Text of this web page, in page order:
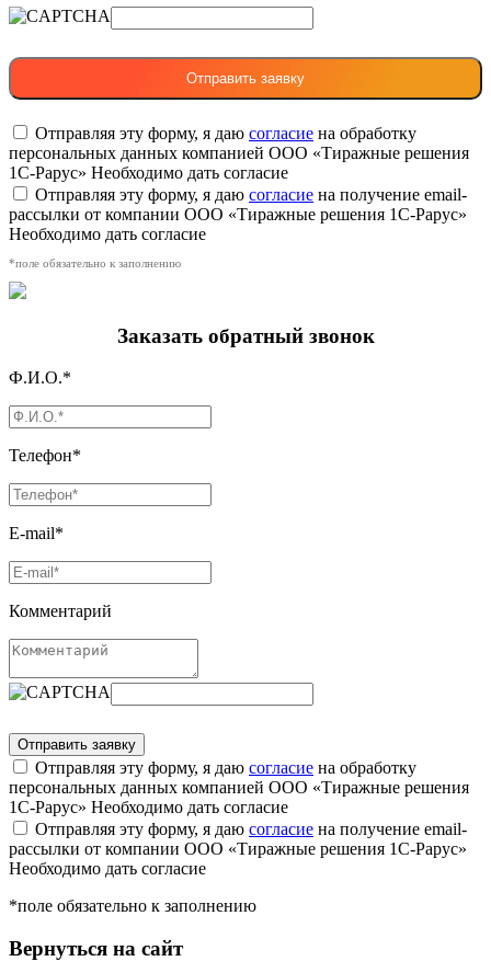
Отправляя эту форму, я даю согласие на обработку
персональных данных компанией ООО «Тиражные решения
1С-Рарус» Необходимо дать согласие
Отправляя эту форму, я даю согласие на получение email-
рассылки от компании ООО «Тиражные решения 1С-Рарус»
Необходимо дать согласие
*поле обязательно к заполнению
Заказать обратный звонок
Ф.И.О.*
Телефон*
E-mail*
Комментарий
Отправляя эту форму, я даю согласие на обработку
персональных данных компанией ООО «Тиражные решения
1С-Рарус» Необходимо дать согласие
Отправляя эту форму, я даю согласие на получение email-
рассылки от компании ООО «Тиражные решения 1С-Рарус»
Необходимо дать согласие
*поле обязательно к заполнению
Вернуться на сайт